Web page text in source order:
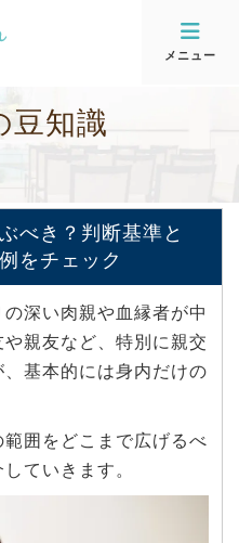
メニュー
豆知識
べき？判断基準と
をチェック
深い肉親や血縁者が中
親友など、特別に親交
基本的には身内だけの
囲をどこまで広げるべ
ていきます。